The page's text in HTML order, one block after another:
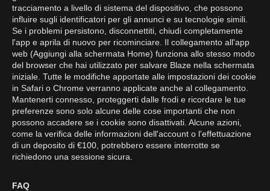
tracciamento a livello di sistema del dispositivo, che possono
influire sugli identificatori per gli annunci e su tecnologie simili.
Se i problemi persistono, disconnettiti, chiudi completamente
l'app e aprila di nuovo per ricominciare. Il collegamento all'app
web (Aggiungi alla schermata Home) funziona allo stesso modo
del browser che hai utilizzato per salvare Blaze nella schermata
iniziale. Tutte le modifiche apportate alle impostazioni dei cookie
in Safari o Chrome verranno applicate anche al collegamento.
Mantenerti connesso, proteggerti dalle frodi e ricordare le tue
preferenze sono solo alcune delle cose importanti che non
possono accadere se i cookie sono disattivati. Alcune azioni,
come la verifica delle informazioni dell'account o l'effettuazione
di un deposito di €100, potrebbero essere interrotte se
richiedono una sessione sicura.
FAQ